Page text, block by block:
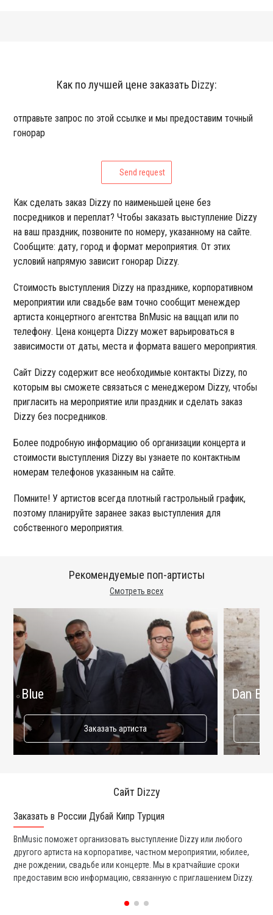
Как по лучшей цене заказать Dizzy:
отправьте запрос по этой ссылке и мы предоставим точный
гонорар
Send request
Как сделать заказ Dizzy по наименьшей цене без
посредников и переплат? Чтобы заказать выступление Dizzy
на ваш праздник, позвоните по номеру, указанному на сайте.
Сообщите: дату, город и формат мероприятия. От этих
условий напрямую зависит гонорар Dizzy.
Стоимость выступления Dizzy на празднике, корпоративном
мероприятии или свадьбе вам точно сообщит менеждер
артиста концертного агентства BnMusic на ваццап или по
телефону. Цена концерта Dizzy может варьироваться в
зависимости от даты, места и формата вашего мероприятия.
Сайт Dizzy содержит все необходимые контакты Dizzy, по
которым вы сможете связаться с менеджером Dizzy, чтобы
пригласить на мероприятие или праздник и сделать заказ
Dizzy без посредников.
Более подробную информацию об организации концерта и
стоимости выступления Dizzy вы узнаете по контактным
номерам телефонов указанным на сайте.
Помните! У артистов всегда плотный гастрольный график,
поэтому планируйте заранее заказ выступления для
собственного мероприятия.
Смотреть всех
Рекомендуемые поп-артисты
Blue
Заказать артиста
Dan
Сайт Dizzy
Заказать в России Дубай Кипр Турция
BnMusic поможет организовать выступление Dizzy или любого
другого артиста на корпоративе, частном мероприятии, юбилее,
дне рождении, свадьбе или концерте. Мы в кратчайшие сроки
предоставим всю информацию, связанную с приглашением Dizzy.